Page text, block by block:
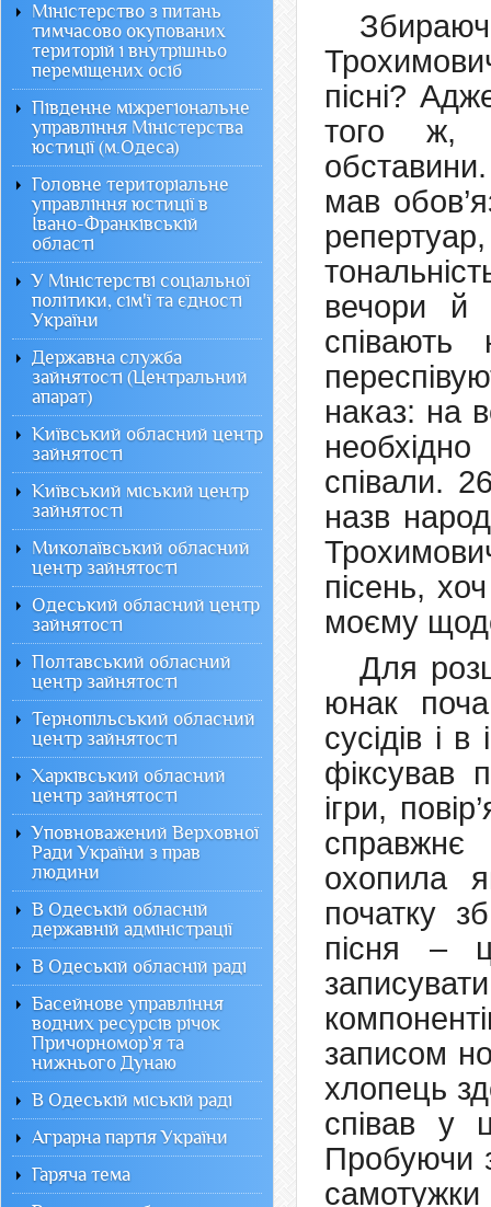
пісні?
того ж,
мав
вечори й
співають
наказ: на
співали.
назв
пісень,
моєму
Для
юнак
сусідів і
фіксував
ігри,
охопила
початку
пісня –
записом
хлопець
співав у
Пробуючи
Міністерство з питань
тимчасово окупованих
територій і внутрішньо
переміщених осіб
Південне міжрегіональне
управління Міністерства
юстиції (м.Одеса)
Головне територіальне
управління юстиції в
Івано-Франківській
області
У Міністерстві соціальної
політики, сім'ї та єдності
України
Державна служба
зайнятості (Центральний
апарат)
Київський обласний центр
зайнятості
Київський міський центр
зайнятості
Миколаївський обласний
центр зайнятості
Одеський обласний центр
зайнятості
Полтавський обласний
центр зайнятості
Тернопільський обласний
центр зайнятості
Харківський обласний
центр зайнятості
Уповноважений Верховної
Ради України з прав
людини
В Одеській обласній
державній адміністрації
В Одеській обласній раді
Басейнове управління
водних ресурсів річок
Причорномор`я та
нижнього Дунаю
В Одеській міській раді
Аграрна партія України
Гаряча тема